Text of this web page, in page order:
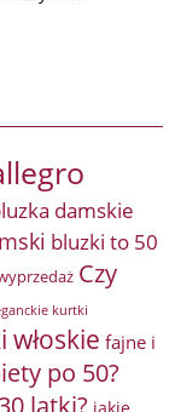
damskie
bluzki to 50
Czy
kurtki
włoskie fajne i
po 50?
latki?